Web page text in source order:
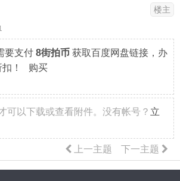
楼主
要支付 8街拍币 获取百度网盘链接，办
扣！ 购买
可以下载或查看附件。没有帐号？ 立
下一主题
上一主题